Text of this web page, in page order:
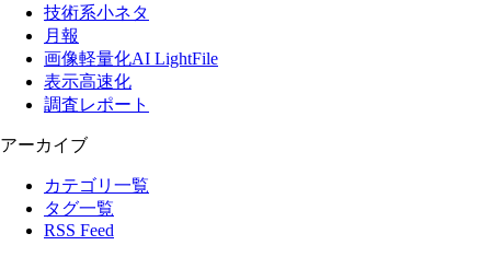
技術系小ネタ
月報
画像軽量化AI LightFile
表示高速化
調査レポート
アーカイブ
カテゴリ一覧
タグ一覧
RSS Feed